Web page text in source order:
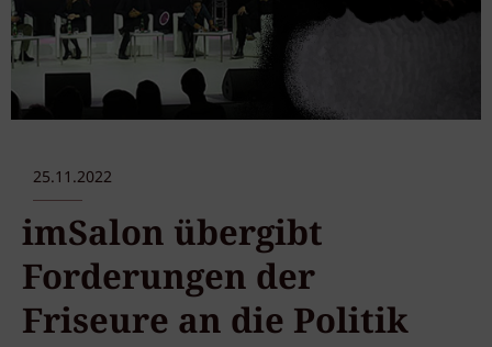
25.11.2022
imSalon übergibt
Forderungen der
Friseure an die Politik